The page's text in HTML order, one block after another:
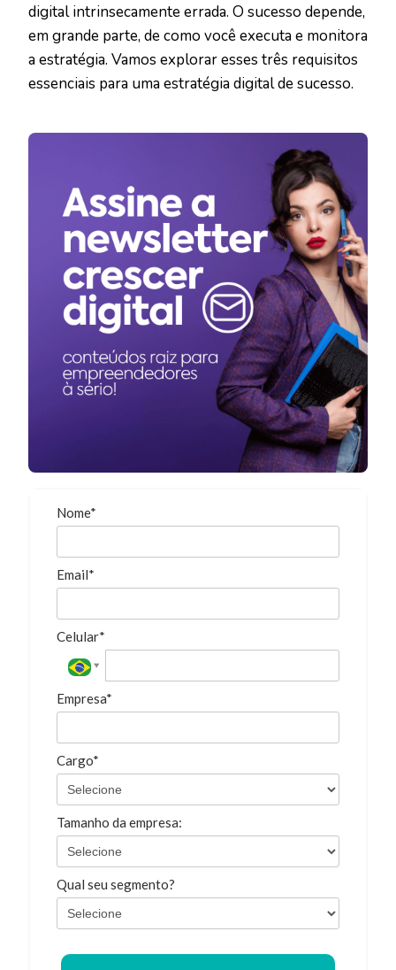
digital intrinsecamente errada. O sucesso depende,
em grande parte, de como você executa e monitora
a estratégia. Vamos explorar esses três requisitos
essenciais para uma estratégia digital de sucesso.
Nome*
Email*
Celular*
Empresa*
Cargo*
Tamanho da empresa:
Qual seu segmento?